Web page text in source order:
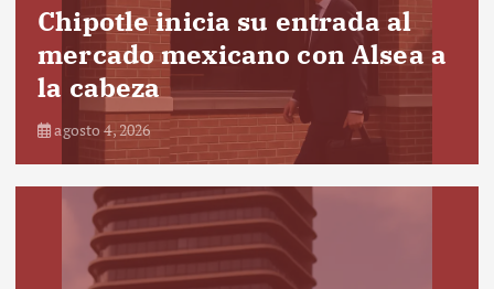
Chipotle inicia su entrada al
mercado mexicano con Alsea a
la cabeza
agosto 4, 2026